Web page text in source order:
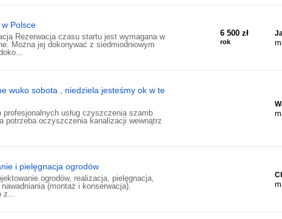
Polsce
Rezerwacja czasu startu jest wymagana w
Można jej dokonywać z siedmiodniowym
6 500 zł
rok
wuko sobota , niedziela jesteśmy ok w te
usług czyszczenia szamb
potrzeba oczyszczenia kanalizacji wewnątrz
i pielęgnacja ogrodów
ogrodów, realizacja, pielęgnacja,
(montaż i konserwacja).
z...